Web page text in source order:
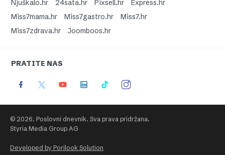
Njuškalo.hr
24sata.hr Pixsell.hr
Express.hr
Miss7mama.hr
Miss7gastro.hr
Miss7.hr
Miss7zdrava.hr
Joomboos.hr
PRATITE NAS
© 2026. Poslovni dnevnik. Sva prava pridržana.
Styria Media Group AG
Developed by Porilook Solution